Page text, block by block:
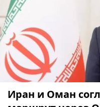
Иран и Оман